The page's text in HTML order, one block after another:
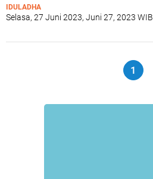
IDULADHA
Selasa, 27 Juni 2023, Juni 27, 2023 WIB
1